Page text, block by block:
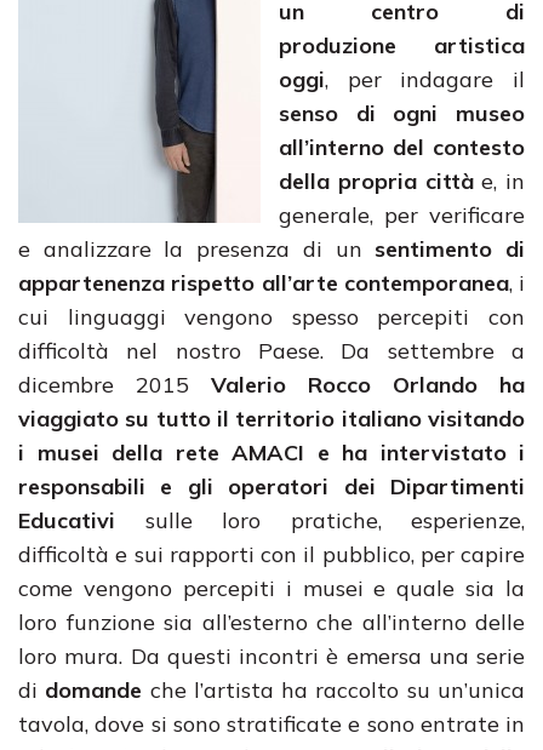
un centro di
produzione artistica
oggi, per indagare il
senso di ogni museo
all’interno del contesto
della propria cittàe, in
generale, per verificare
e analizzare la presenza di un sentimento di
appartenenza rispetto all’arte contemporanea, i
cui linguaggi vengono spesso percepiti con
difficoltà nel nostro Paese. Da settembre a
dicembre 2015 Valerio Rocco Orlando ha
viaggiato su tutto il territorio italiano visitando
i musei della rete AMACI e ha intervistato i
responsabili e gli operatori dei Dipartimenti
Educativi sulle loro pratiche, esperienze,
difficoltà e sui rapporti con il pubblico, per capire
come vengono percepiti i musei e quale sia la
loro funzione sia all’esterno che all’interno delle
loro mura. Da questi incontri è emersa una serie
di domande che l’artista ha raccolto su un’unica
tavola, dove si sono stratificate e sono entrate in